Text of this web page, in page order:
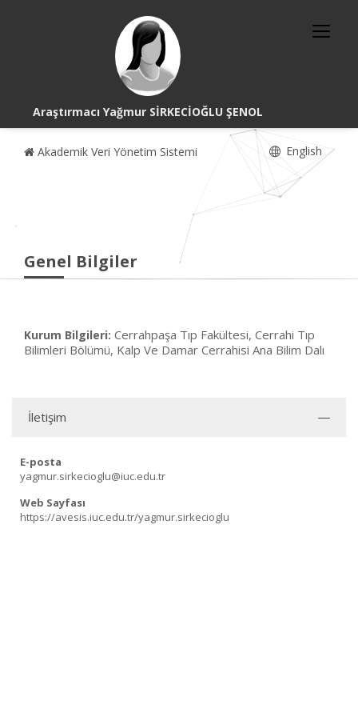
Araştırmacı Yağmur SİRKECİOĞLU ŞENOL
Akademik Veri Yönetim Sistemi English
Genel Bilgiler
Kurum Bilgileri: Cerrahpaşa Tıp Fakültesi, Cerrahi Tıp
Bilimleri Bölümü, Kalp Ve Damar Cerrahisi Ana Bilim Dalı
İletişim
E-posta
yagmur.sirkecioglu@iuc.edu.tr
Web Sayfası
https://avesis.iuc.edu.tr/yagmur.sirkecioglu